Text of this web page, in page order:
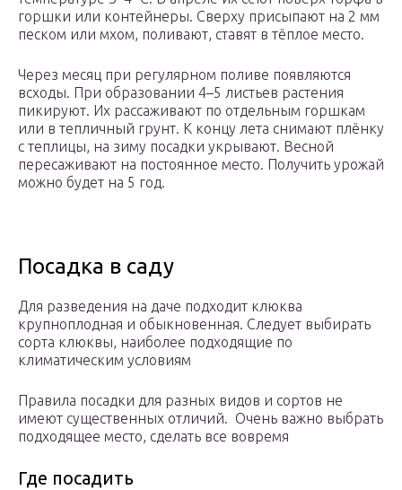
горшки или контейнеры. Сверху присыпают на 2 мм
песком или мхом, поливают, ставят в тёплое место.
Через месяц при регулярном поливе появляются
всходы. При образовании 4–5 листьев растения
пикируют. Их рассаживают по отдельным горшкам
или в тепличный грунт. К концу лета снимают плёнку
с теплицы, на зиму посадки укрывают. Весной
пересаживают на постоянное место. Получить урожай
можно будет на 5 год.
Посадка в саду
Для разведения на даче подходит клюква
крупноплодная и обыкновенная. Следует выбирать
сорта клюквы, наиболее подходящие по
климатическим условиям
Правила посадки для разных видов и сортов не
имеют существенных отличий. Очень важно выбрать
подходящее место, сделать все вовремя
Где посадить